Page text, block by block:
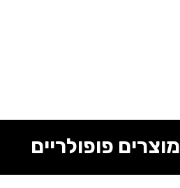
מוצרים פופולריים